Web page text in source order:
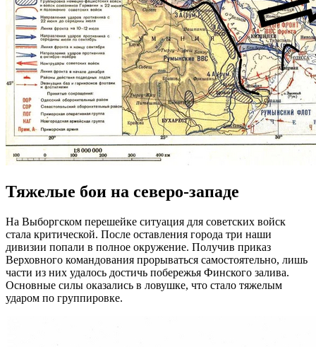
Тяжелые бои на северо-западе
На Выборгском перешейке ситуация для советских войск
стала критической. После оставления города три наши
дивизии попали в полное окружение. Получив приказ
Верховного командования прорываться самостоятельно, лишь
части из них удалось достичь побережья Финского залива.
Основные силы оказались в ловушке, что стало тяжелым
ударом по группировке.